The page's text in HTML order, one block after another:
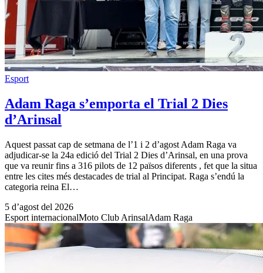
Esport
Adam Raga s’emporta el Trial 2 Dies
d’Arinsal
Aquest passat cap de setmana de l’1 i 2 d’agost Adam Raga va
adjudicar-se la 24a edició del Trial 2 Dies d’Arinsal, en una prova
que va reunir fins a 316 pilots de 12 països diferents , fet que la situa
entre les cites més destacades de trial al Principat. Raga s’endú la
categoria reina El…
5 d’agost del 2026
Esport internacionalMoto Club ArinsalAdam Raga